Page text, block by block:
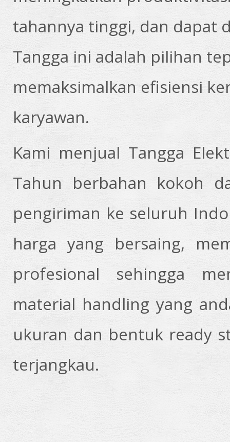
tahannya tinggi, dan dapat
Tangga ini adalah pilihan
memaksimalkan efisiensi
karyawan.
Kami menjual Tangga
Tahun berbahan kokoh
pengiriman ke seluruh
harga yang bersaing,
profesional sehingga
material handling yang
ukuran dan bentuk ready
terjangkau.